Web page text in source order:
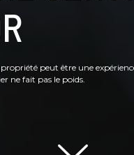
peut être une
ne fait pas le poids.